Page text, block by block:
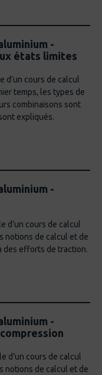
-
états limites
d’un cours de calcul
temps, les types de
combinaisons sont
expliqués.
-
d’un cours de calcul
notions de calcul et de
des efforts de traction.
-
d’un cours de calcul
notions de calcul et de